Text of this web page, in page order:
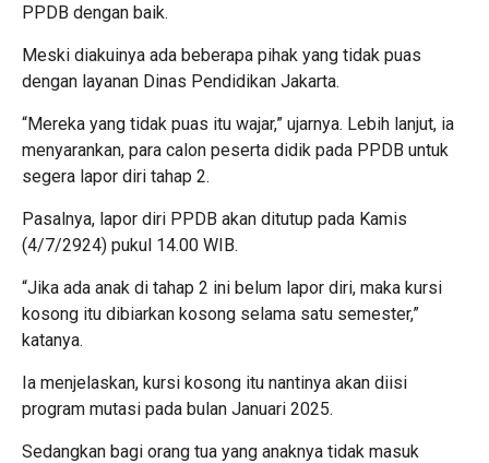
PPDB dengan baik.
Meski diakuinya ada beberapa pihak yang tidak puas
dengan layanan Dinas Pendidikan Jakarta.
“Mereka yang tidak puas itu wajar,” ujarnya. Lebih lanjut, ia
menyarankan, para calon peserta didik pada PPDB untuk
segera lapor diri tahap 2.
Pasalnya, lapor diri PPDB akan ditutup pada Kamis
(4/7/2924) pukul 14.00 WIB.
“Jika ada anak di tahap 2 ini belum lapor diri, maka kursi
kosong itu dibiarkan kosong selama satu semester,”
katanya.
Ia menjelaskan, kursi kosong itu nantinya akan diisi
program mutasi pada bulan Januari 2025.
Sedangkan bagi orang tua yang anaknya tidak masuk